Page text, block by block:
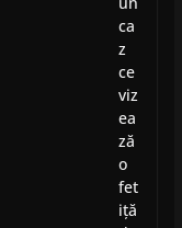
ca
z
ce
viz
ea
ză
o
fet
iță